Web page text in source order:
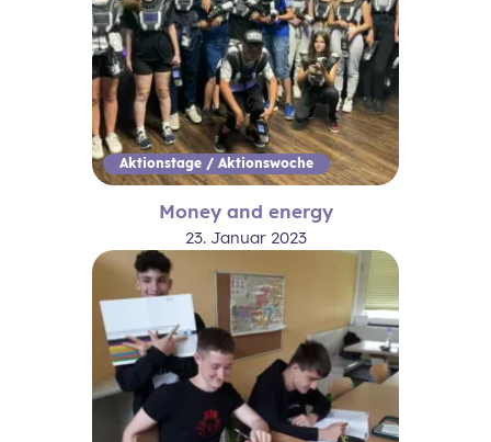
Aktionstage / Aktionswoche
Money and energy
23. Januar 2023